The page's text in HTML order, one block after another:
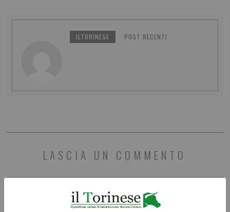
ILTORINESE POST RECENTI
LASCIA UN COMMENTO